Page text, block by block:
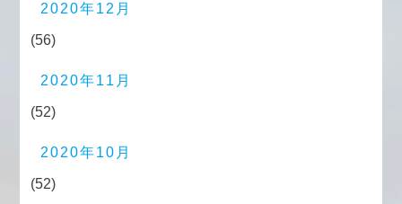
2020年12月
(56)
2020年11月
(52)
2020年10月
(52)